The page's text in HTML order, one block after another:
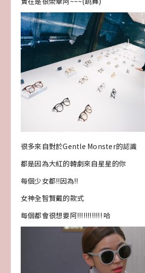
很多來自對於Gentle Monster的認識
都是因為大紅的韓劇來自星星的你
每個少女都!!因為!!
女神全智賢戴的款式
每個都會很想要阿!!!!!!!!!!!! 哈